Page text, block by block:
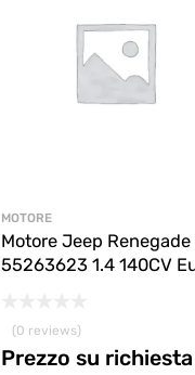
MOTORE
Motore Jeep Renegade
55263623 1.4 140CV
(0 reviews)
Prezzo su richiesta